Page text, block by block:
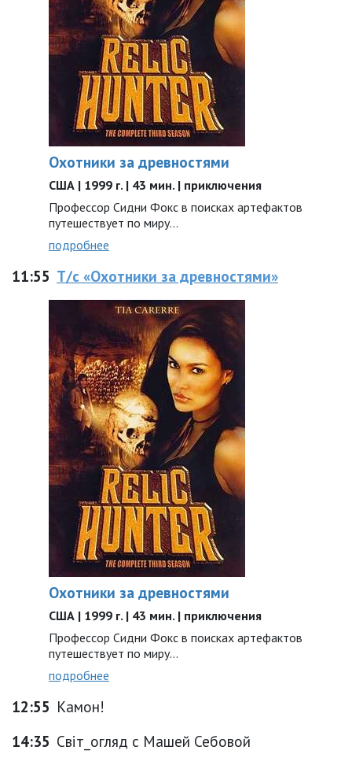
Охотники за древностями
США | 1999 г. | 43 мин. | приключения
Профессор Сидни Фокс в поисках артефактов
путешествует по миру...
подробнее
11:55 Т/с «Охотники за древностями»
Охотники за древностями
США | 1999 г. | 43 мин. | приключения
Профессор Сидни Фокс в поисках артефактов
путешествует по миру...
подробнее
12:55 Камон!
14:35 Світ_огляд с Машей Себовой